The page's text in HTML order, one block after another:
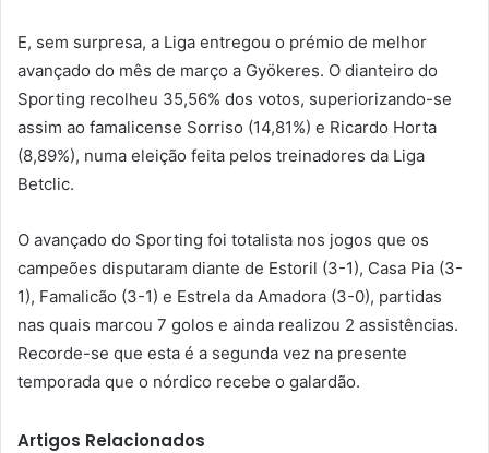
E, sem surpresa, a Liga entregou o prémio de melhor
avançado do mês de março a Gyökeres. O dianteiro do
Sporting recolheu 35,56% dos votos, superiorizando-se
assim ao famalicense Sorriso (14,81%) e Ricardo Horta
(8,89%), numa eleição feita pelos treinadores da Liga
Betclic.
O avançado do Sporting foi totalista nos jogos que os
campeões disputaram diante de Estoril (3-1), Casa Pia (3-
1), Famalicão (3-1) e Estrela da Amadora (3-0), partidas
nas quais marcou 7 golos e ainda realizou 2 assistências.
Recorde-se que esta é a segunda vez na presente
temporada que o nórdico recebe o galardão.
Artigos Relacionados